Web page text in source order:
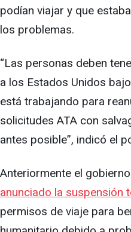
podían viajar y que
los problemas.
“Las personas deben
a los Estados Unidos
está trabajando para
solicitudes ATA con
antes posible”, indicó el
Anteriormente el
anunciado la suspensión
permisos de viaje para